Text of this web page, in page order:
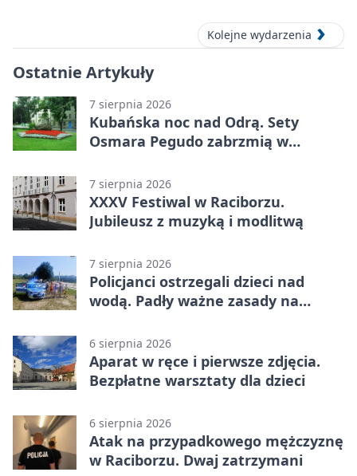
Kolejne wydarzenia
Ostatnie Artykuły
7 sierpnia 2026
Kubańska noc nad Odrą. Sety
Osmara Pegudo zabrzmią w
7 sierpnia 2026
XXXV Festiwal w Raciborzu.
Jubileusz z muzyką i modlitwą
7 sierpnia 2026
Policjanci ostrzegali dzieci nad
wodą. Padły ważne zasady na
6 sierpnia 2026
Aparat w ręce i pierwsze zdjęcia.
Bezpłatne warsztaty dla dzieci
6 sierpnia 2026
Atak na przypadkowego mężczyznę
w Raciborzu. Dwaj zatrzymani